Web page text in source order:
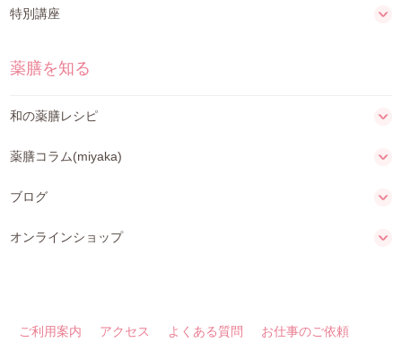
特別講座
薬膳を知る
和の薬膳レシピ
薬膳コラム(miyaka)
ブログ
オンラインショップ
ご利用案内 アクセス よくある質問 お仕事のご依頼